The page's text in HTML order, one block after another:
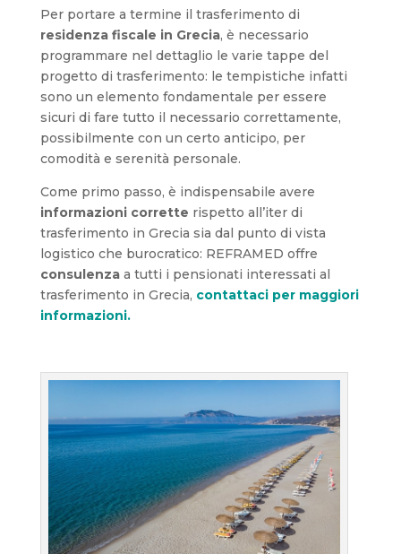
Per portare a termine il trasferimento di
residenza fiscale in Grecia, è necessario
programmare nel dettaglio le varie tappe del
progetto di trasferimento: le tempistiche infatti
sono un elemento fondamentale per essere
sicuri di fare tutto il necessario correttamente,
possibilmente con un certo anticipo, per
comodità e serenità personale.
Come primo passo, è indispensabile avere
informazioni corrette rispetto all’iter di
trasferimento in Grecia sia dal punto di vista
logistico che burocratico: REFRAMED offre
consulenzaa tutti i pensionati interessati al
trasferimento in Grecia, contattaci per maggiori
informazioni.